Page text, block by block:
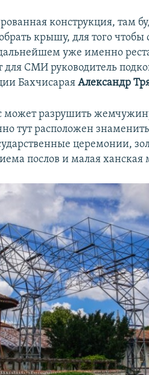
конструкция, там
крышу, для того чтобы
уже именно
для СМИ руководитель
Бахчисарая Александр
может разрушить
тут расположен
церемонии,
послов и малая ханская